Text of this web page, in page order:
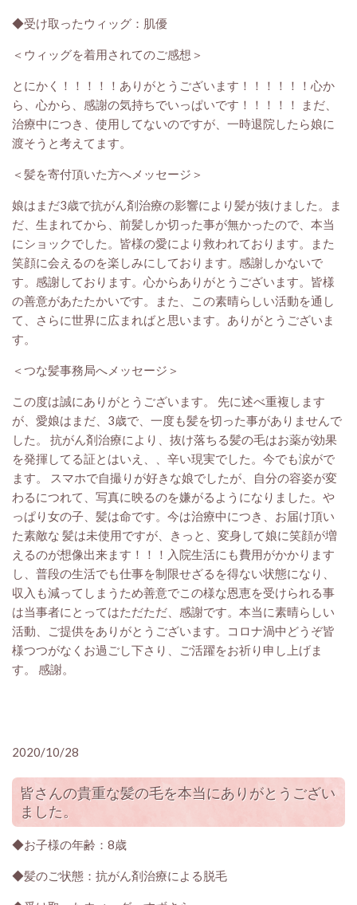
◆受け取ったウィッグ：肌優
＜ウィッグを着用されてのご感想＞
とにかく！！！！！ありがとうございます！！！！！！心か
ら、心から、感謝の気持ちでいっぱいです！！！！！ まだ、
治療中につき、使用してないのですが、一時退院したら娘に
渡そうと考えてます。
＜髪を寄付頂いた方へメッセージ＞
娘はまだ3歳で抗がん剤治療の影響により髪が抜けました。ま
だ、生まれてから、前髪しか切った事が無かったので、本当
にショックでした。皆様の愛により救われております。また
笑顔に会えるのを楽しみにしております。感謝しかないで
す。感謝しております。心からありがとうございます。皆様
の善意があたたかいです。また、この素晴らしい活動を通し
て、さらに世界に広まればと思います。ありがとうございま
す。
＜つな髪事務局へメッセージ＞
この度は誠にありがとうございます。 先に述べ重複します
が、愛娘はまだ、3歳で、一度も髪を切った事がありませんで
した。 抗がん剤治療により、抜け落ちる髪の毛はお薬が効果
を発揮してる証とはいえ、、辛い現実でした。今でも涙がで
ます。 スマホで自撮りが好きな娘でしたが、自分の容姿が変
わるにつれて、写真に映るのを嫌がるようになりました。や
っぱり女の子、髪は命です。今は治療中につき、お届け頂い
た素敵な 髪は未使用ですが、きっと、変身して娘に笑顔が増
えるのが想像出来ます！！！ 入院生活にも費用がかかります
し、普段の生活でも仕事を制限せざるを得ない状態になり、
収入も減ってしまうため善意でこの様な恩恵を受けられる事
は当事者にとってはただただ、感謝です。本当に素晴らしい
活動、ご提供をありがとうございます。コロナ渦中どうぞ皆
様つつがなくお過ごし下さり、ご活躍をお祈り申し上げま
す。 感謝。
2020/10/28
皆さんの貴重な髪の毛を本当にありがとうござい
ました。
◆お子様の年齢：8歳
◆髪のご状態：抗がん剤治療による脱毛